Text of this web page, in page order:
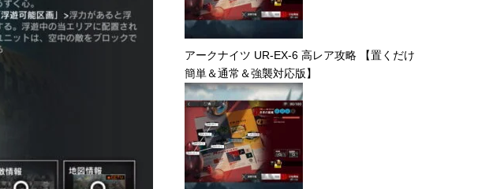
アークナイツ UR-EX-6 高レア攻略 【置くだけ
簡単＆通常＆強襲対応版】